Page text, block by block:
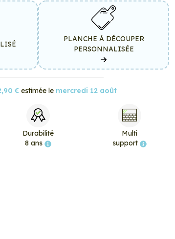
PLANCHE À DÉCOUPER
PERSONNALISÉE
€ estimée le mercredi 12 août
Durabilité
8 ans
Multi
support